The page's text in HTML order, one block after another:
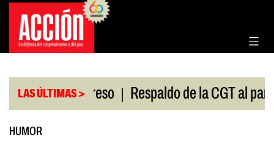
Saltar
contenido
LAS ÚLTIMAS >
en el Congreso | Respaldo de la CGT al paro
HUMOR